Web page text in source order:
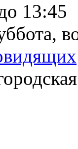
13:45